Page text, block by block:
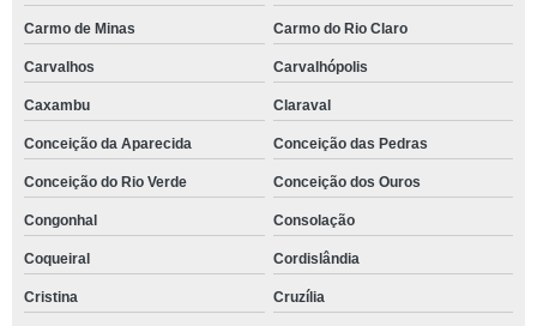
Carmo de Minas Carmo do Rio Claro
Carvalhos Carvalhópolis
Caxambu Claraval
Conceição da Aparecida Conceição das Pedras
Conceição do Rio Verde Conceição dos Ouros
Congonhal Consolação
Coqueiral Cordislândia
Cristina Cruzília